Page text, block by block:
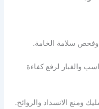
سلامة الخامة.
والغبار لرفع كفاءة
ومنع الانسداد والروائح.